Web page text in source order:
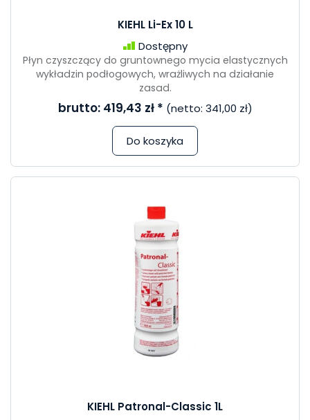
KIEHL Li-Ex 10 L
Dostępny
Płyn czyszczący do gruntownego mycia elastycznych
wykładzin podłogowych, wrażliwych na działanie
zasad.
brutto: 419,43 zł* (netto: 341,00 zł)
Do koszyka
KIEHL Patronal-Classic 1L